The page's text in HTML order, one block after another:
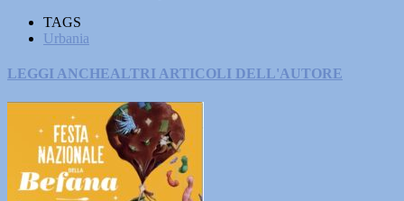
TAGS
Urbania
LEGGI ANCHEALTRI ARTICOLI DELL'AUTORE